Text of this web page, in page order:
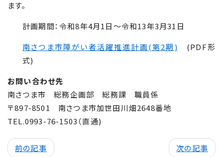
ます。
計画期間：令和8年4月1日～令和13年3月31 日
南さつま市障がい者活躍推進計画(第2期) (PDF形
式)
お問い合わせ先
南さつま市 総務企画部 総務課 職員係
〒897-8501 南さつま市加世田川畑2648番地
TEL.0993-76-1503（直通)
前の記事 次の記事